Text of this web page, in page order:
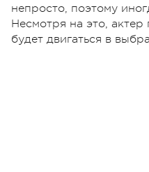
непросто, поэтому
Несмотря на это, актер
будет двигаться в